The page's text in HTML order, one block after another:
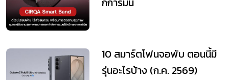
10 สมาร์ตโฟนจอพับ ตอนนี้มี
รุ่นอะไรบ้าง (ก.ค. 2569)